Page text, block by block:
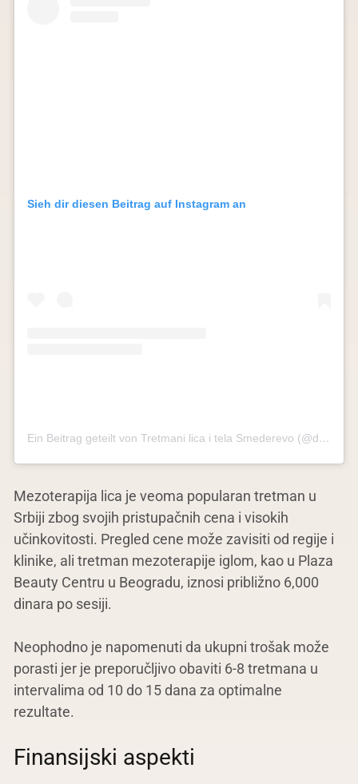
Sieh dir diesen Beitrag auf Instagram an
Ein Beitrag geteilt von Tretmani lica i tela Smederevo (@derma.vita.beauty.concept)
Mezoterapija lica je veoma popularan tretman u
Srbiji zbog svojih pristupačnih cena i visokih
učinkovitosti. Pregled cene može zavisiti od regije i
klinike, ali tretman mezoterapije iglom, kao u Plaza
Beauty Centru u Beogradu, iznosi približno 6,000
dinara po sesiji.
Neophodno je napomenuti da ukupni trošak može
porasti jer je preporučljivo obaviti 6-8 tretmana u
intervalima od 10 do 15 dana za optimalne
rezultate.
Finansijski aspekti